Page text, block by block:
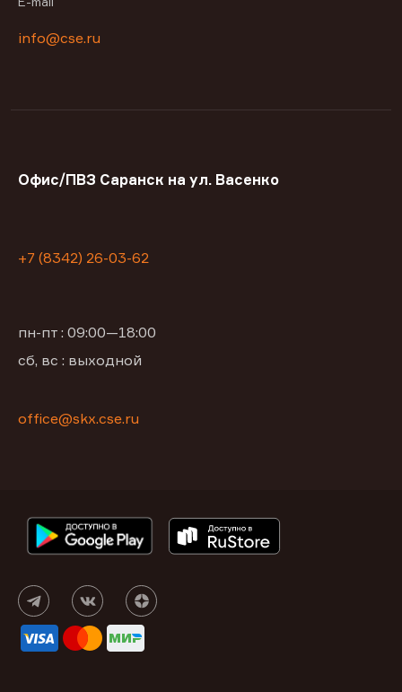
info@cse.ru
Офис/ПВЗ Саранск на ул. Васенко
+7 (8342) 26-03-62
пн-пт : 09:00—18:00
сб, вс : выходной
office@skx.cse.ru